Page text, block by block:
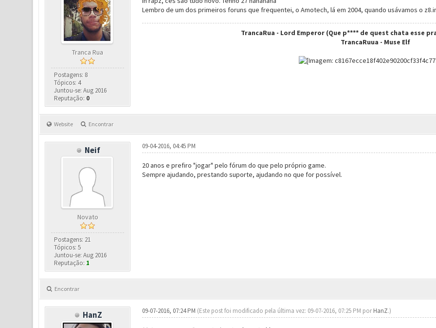
Tranca Rua
Postagens: 8
Tópicos: 4
Juntou-se: Aug 2016
Reputação: 0
Lembro de um dos primeiros foruns que frequentei, o Amotech, lá em 2004, quando usávamos o
TrancaRua - Lord Emperor (Que p**** de quest chata esse
TrancaRuua - Muse Elf
Website Encontrar
Neif
Novato
Postagens: 21
Tópicos: 5
Juntou-se: Aug 2016
Reputação: 1
09-04-2016, 04:45 PM
20 anos e prefiro "jogar" pelo fórum do que pelo próprio game.
Sempre ajudando, prestando suporte, ajudando no que for possível.
Encontrar
HanZ 09-07-2016, 07:24 PM (Este post foi modificado pela última vez: 09-07-2016, 07:25 PM porHanZ.)